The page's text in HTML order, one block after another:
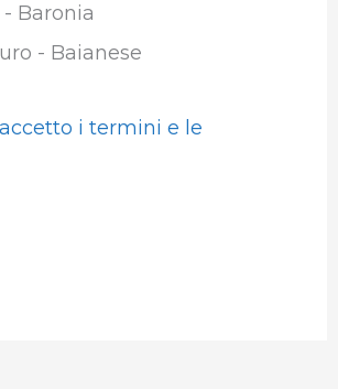
Baronia
- Baianese
i termini e le